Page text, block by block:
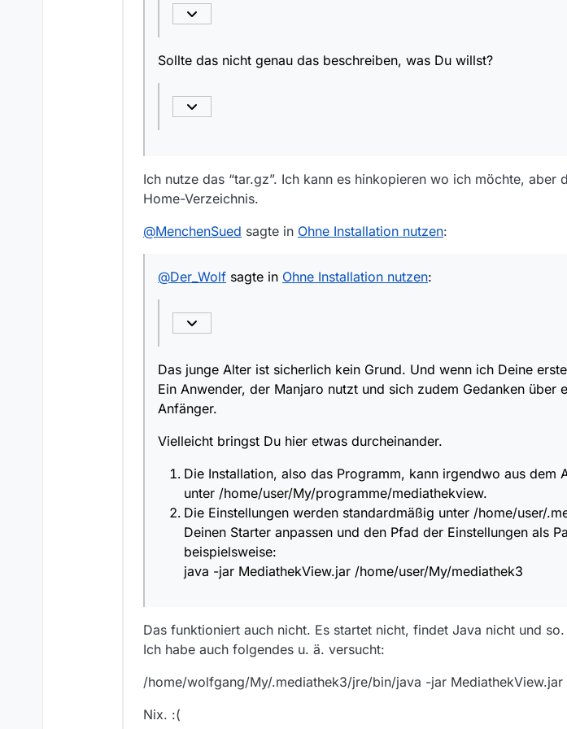
Sollte das nicht genau das beschreiben, was Du willst?
Ich nutze das “tar.gz”. Ich kann es hinkopieren wo ich möchte,
Home-Verzeichnis.
@MenchenSued sagte in Ohne Installation nutzen:
@Der_Wolf sagte in Ohne Installation nutzen:
Das junge Alter ist sicherlich kein Grund. Und wenn ich Deine
Ein Anwender, der Manjaro nutzt und sich zudem Gedanken über
Anfänger.
Vielleicht bringst Du hier etwas durcheinander.
Die Installation, also das Programm, kann irgendwo aus
unter /home/user/My/programme/mediathekview.
Die Einstellungen werden standardmäßig unter /home/user/
Deinen Starter anpassen und den Pfad der Einstellungen als
beispielsweise:
java -jar MediathekView.jar /home/user/My/mediathek3
Das funktioniert auch nicht. Es startet nicht, findet Java nicht und so.
Ich habe auch folgendes u. ä. versucht:
/home/wolfgang/My/.mediathek3/jre/bin/java -jar
Nix. :(